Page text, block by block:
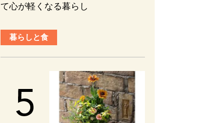
て心が軽くなる暮らし
暮らしと食